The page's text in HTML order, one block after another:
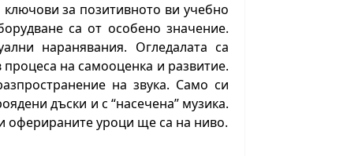
ключови за позитивното ви учебно
са от особено значение.
наранявания. Огледалата са
на самооценка и развитие.
на звука. Само си
дъски и с “насечена” музика.
оферираните уроци ще са на ниво.